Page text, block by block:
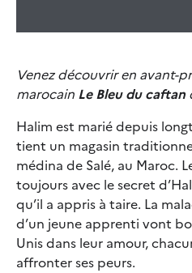
Venez découvrir en avant-
marocain Le Bleu du caftan
Halim est marié depuis
tient un magasin
médina de Salé, au Maroc.
toujours avec le secret
qu’il a appris à taire. La
d’un jeune apprenti vont
Unis dans leur amour,
affronter ses peurs.